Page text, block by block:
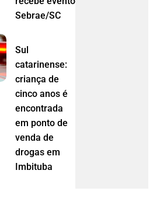
Sebrae/SC
Sul
catarinense:
criança de
cinco anos é
encontrada
em ponto de
venda de
drogas em
Imbituba